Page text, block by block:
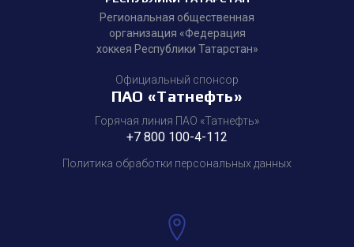
Региональная общественная
организация «Федерация
хоккея Республики Татарстан»
Официальный спонсор
ПАО «Татнефть»
Горячая линия ПАО «Татнефть»
+7 800 100-4-112
Политика обработки персональных данных